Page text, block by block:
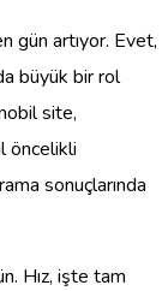
gün artıyor. Evet,
büyük bir rol
site,
öncelikli
sonuçlarında
Hız, işte tam